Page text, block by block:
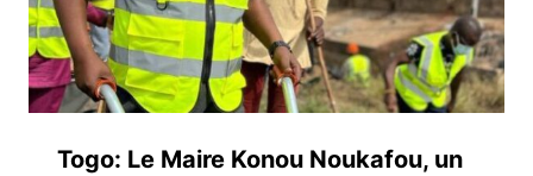
Togo: Le Maire Konou Noukafou, un